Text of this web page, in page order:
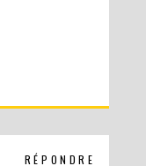
RÉPONDRE